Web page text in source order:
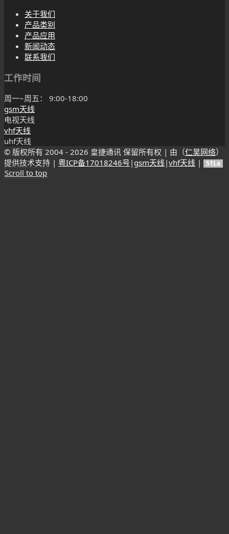
关于我们
产品类别
产品应用
新闻动态
联系我们
工作时间
周一~周五： 9:00-18:00
gsm天线
电视天线
vhf天线
uhf天线
© 版权所有 2004 - 2026 皇捷通讯 保留所有权 | 由（仁昊网络）
提供技术支持 | 粤ICP备17018246号 | gsm天线|vhf天线 | 51La
Scroll to top